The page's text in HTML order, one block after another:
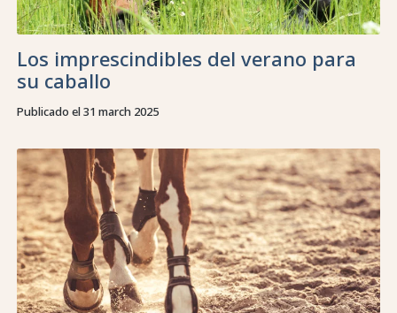
Los imprescindibles del verano para
su caballo
Publicado el 31 march 2025